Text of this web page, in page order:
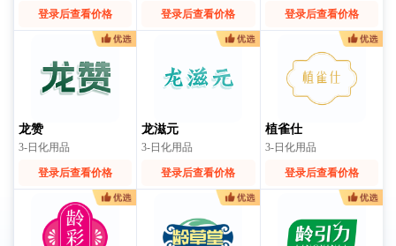
登录后查看价格 登录后查看价格 登录后查看价格
龙赞
3-日化用品
登录后查看价格
龙滋元
3-日化用品
登录后查看价格
植雀仕
3-日化用品
登录后查看价格